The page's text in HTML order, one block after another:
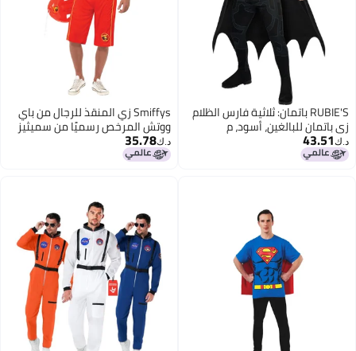
RUBIE'S باتمان: ثلاثية فارس الظلام
زي باتمان للبالغين، أسود، م
د.ك‏43.51
Smiffys زي المنقذ للرجال من باي
ووتش المرخص رسميًا من سميثيز
د.ك‏35.78